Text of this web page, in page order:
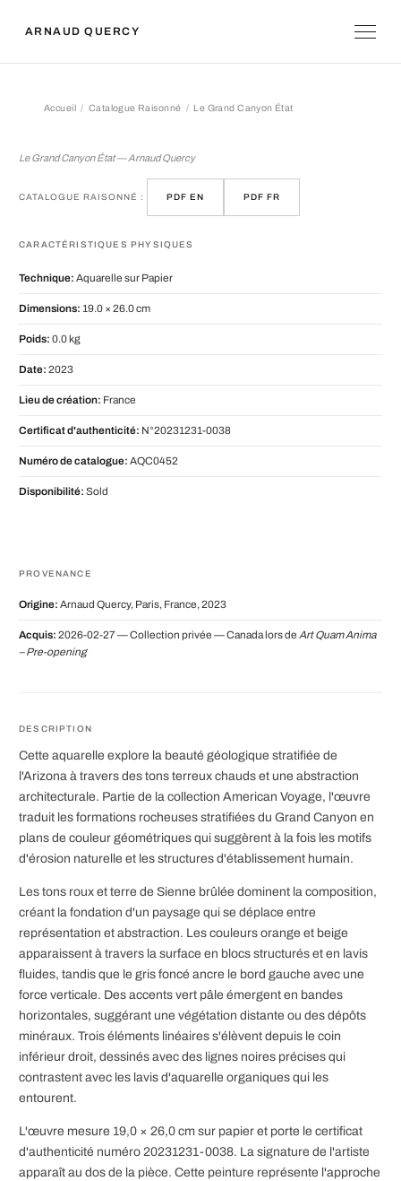
ARNAUD QUERCY
Accueil Catalogue Raisonné Le Grand Canyon État
Le Grand Canyon État — Arnaud Quercy
CATALOGUE RAISONNÉ : PDF EN PDF FR
CARACTÉRISTIQUES PHYSIQUES
Technique: Aquarelle sur Papier
Dimensions: 19.0 × 26.0 cm
Poids: 0.0 kg
Date: 2023
Lieu de création: France
Certificat d'authenticité: N°20231231-0038
Numéro de catalogue: AQC0452
Disponibilité: Sold
PROVENANCE
Origine: Arnaud Quercy, Paris, France, 2023
Acquis: 2026-02-27 — Collection privée — Canada lors de Art Quam Anima
– Pre-opening
DESCRIPTION
Cette aquarelle explore la beauté géologique stratifiée de
l'Arizona à travers des tons terreux chauds et une abstraction
architecturale. Partie de la collection American Voyage, l'œuvre
traduit les formations rocheuses stratifiées du Grand Canyon en
plans de couleur géométriques qui suggèrent à la fois les motifs
d'érosion naturelle et les structures d'établissement humain.
Les tons roux et terre de Sienne brûlée dominent la composition,
créant la fondation d'un paysage qui se déplace entre
représentation et abstraction. Les couleurs orange et beige
apparaissent à travers la surface en blocs structurés et en lavis
fluides, tandis que le gris foncé ancre le bord gauche avec une
force verticale. Des accents vert pâle émergent en bandes
horizontales, suggérant une végétation distante ou des dépôts
minéraux. Trois éléments linéaires s'élèvent depuis le coin
inférieur droit, dessinés avec des lignes noires précises qui
contrastent avec les lavis d'aquarelle organiques qui les
entourent.
L'œuvre mesure 19,0 × 26,0 cm sur papier et porte le certificat
d'authenticité numéro 20231231-0038. La signature de l'artiste
apparaît au dos de la pièce. Cette peinture représente l'approche